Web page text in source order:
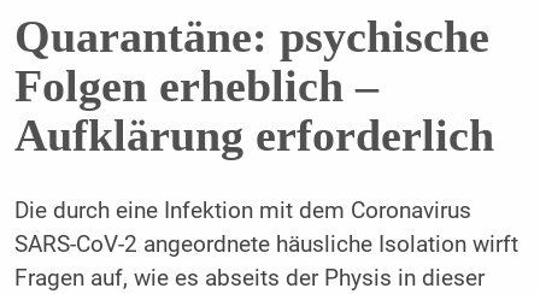
Quarantäne: psychische
Folgen erheblich –
Aufklärung erforderlich
Die durch eine Infektion mit dem Coronavirus
SARS-CoV-2 angeordnete häusliche Isolation wirft
Fragen auf, wie es abseits der Physis in dieser